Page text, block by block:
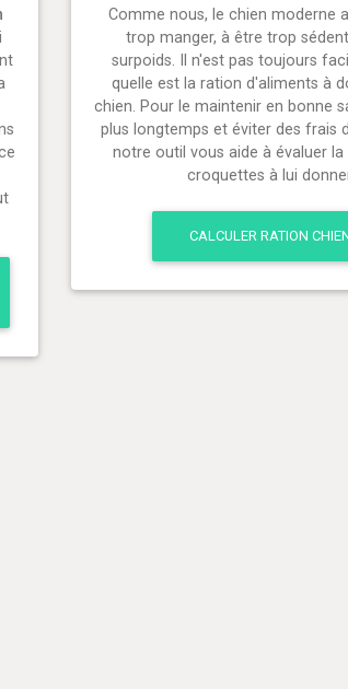
Comme nous, le chien moderne
trop manger, à être trop
surpoids. Il n'est pas toujours
quelle est la ration d'aliments à
chien. Pour le maintenir en bonne
plus longtemps et éviter des frais
notre outil vous aide à évaluer la
croquettes à lui
CALCULER RATION